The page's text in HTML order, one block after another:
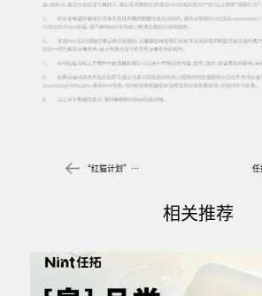
“红猫计划”生态下，电商分析系统助力商家探索新机遇
相关推荐